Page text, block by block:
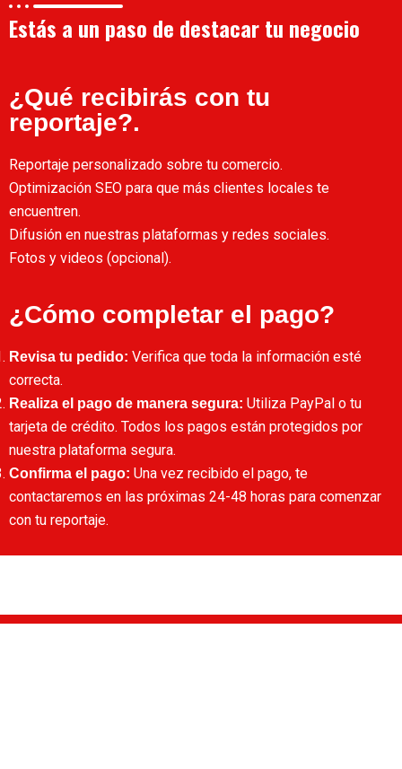
Estás a un paso de destacar tu negocio
¿Qué recibirás con tu
reportaje?.
Reportaje personalizado sobre tu comercio.
Optimización SEO para que más clientes locales te
encuentren.
Difusión en nuestras plataformas y redes sociales.
Fotos y videos (opcional).
¿Cómo completar el pago?
Revisa tu pedido: Verifica que toda la información esté
correcta.
Realiza el pago de manera segura: Utiliza PayPal o tu
tarjeta de crédito. Todos los pagos están protegidos por
nuestra plataforma segura.
Confirma el pago: Una vez recibido el pago, te
contactaremos en las próximas 24-48 horas para comenzar
con tu reportaje.